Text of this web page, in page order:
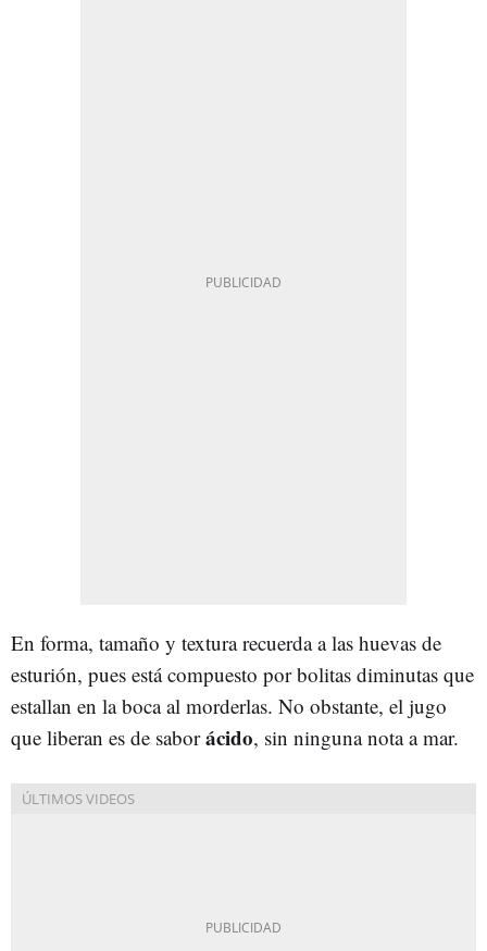
En forma, tamaño y textura recuerda a las huevas de
esturión, pues está compuesto por bolitas diminutas que
estallan en la boca al morderlas. No obstante, el jugo
que liberan es de saborácido, sin ninguna nota a mar.